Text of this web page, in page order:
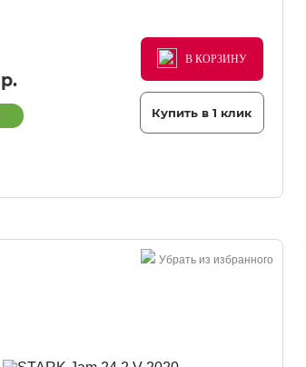
р.
В КОРЗИНУ
В КОРЗИНУ
В КОРЗИНУ
Купить в 1 клик
Убрать из избранного